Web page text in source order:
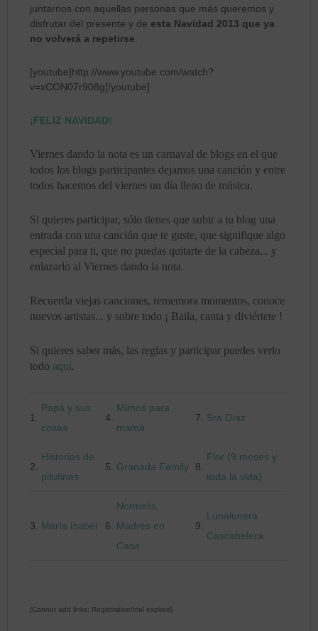
juntarnos con aquellas personas que más queremos y
disfrutar del presente y de esta Navidad 2013 que ya
no volverá a repetirse
[youtube]http://www.youtube.com/watch?
v=xCON07r908g[/youtube]
¡FELIZ NAVIDAD!
Viernes dando la nota es un carnaval de blogs en el que
todos los blogs participantes dejamos una canción y entre
todos hacemos del viernes un día lleno de música.
Si quieres participar, sólo tienes que subir a tu blog una
entrada con una canción que te guste, que signifique algo
especial para ti, que no puedas quitarte de la cabeza... y
enlazarlo al Viernes dando la nota.
Recuerda viejas canciones, rememora momentos, conoce
nuevos artistas... y sobre todo ¡ Baila, canta y diviértete !
Si quieres saber más, las reglas y participar puedes verlo
todo aquí.
1.
Papá y sus
cosas
4.
Mimos para
mamá
7. Sra Díaz
2.
Historias de
pitufines
5. Granada Family 8.
Flor (9 meses y
toda la vida)
3. María Isabel 6.
Normelis,
Madres en
Casa
9.
Lunalunera
Cascabelera
(Cannot add links: Registration/trial expired)